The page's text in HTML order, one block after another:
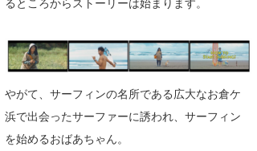
やがて、サーフィンの名所である広大なお倉ケ
浜で出会ったサーファーに誘われ、サーフィン
を始めるおばあちゃん。
mitsuteru Kamio
Yasunari Inoue
Yoshiyuki Obata
arukasvision
DELTA FORCE SURF
SURFMEDIA
Colors MAGAZINE
WAVAL
波伝説アンバサダー/プロライダー
福島寿実子
中浦“JET”章
嵯峨明日香
進士剛光
波伝説スタッフ
☆加藤
+☆maki☆+
Aichan
波伝説